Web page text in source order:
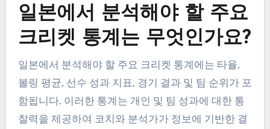
일본에서 분석해야 할 주요
크리켓 통계는 무엇인가요?
일본에서 분석해야 할 주요 크리켓 통계에는 타율,
볼링 평균, 선수 성과 지표, 경기 결과 및 팀 순위가 포
함됩니다. 이러한 통계는 개인 및 팀 성과에 대한 통
찰력을 제공하여 코치와 분석가가 정보에 기반한 결